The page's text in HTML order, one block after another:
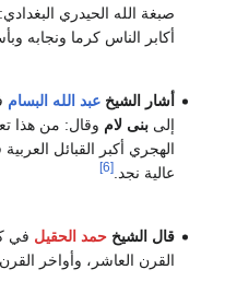
صبغة الله الحيدري
أكابر الناس كرما ونجابه
أشار الشيخعبد الله البسام
إلىبنى لام وقال: من هذا
الهجري أكبر القبائل
عالية نجد.[6]
قال الشيخحمد الحقيل في
القرن العاشر، وأواخر